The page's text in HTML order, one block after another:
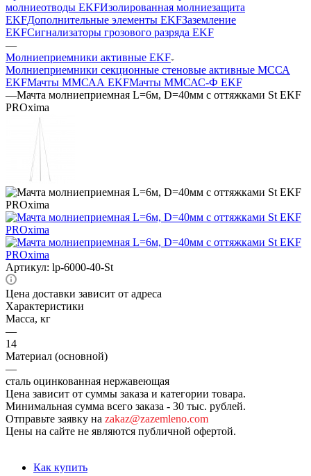
молниеотводы EKFИзолированная молниезащита
EKFДополнительные элементы EKFЗаземление
EKFСигнализаторы грозового разряда EKF
—
Молниеприемники активные EKF
Молниеприемники секционные стеновые активные МССА
EKFМачты ММСАА EKFМачты ММСАС-Ф EKF
—Мачта молниеприемная L=6м, D=40мм с оттяжками St EKF
PROxima
Артикул: lp-6000-40-St
Цена доставки зависит от адреса
Характеристики
Масса, кг
—
14
Материал (основной)
—
сталь оцинкованная нержавеющая
Цена зависит от суммы заказа и категории товара.
Минимальная сумма всего заказа - 30 тыс. рублей.
Отправьте заявку на zakaz@zazemleno.com
Цены на сайте не являются публичной офертой.
Как купить